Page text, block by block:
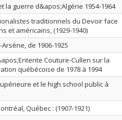
la guerre d&apos;Algérie 1954-1964
traditionnels du Devoir face
et américains, (1929-1940)
de 1906-1925
Couture-Cullen sur la
québécoise de 1978 à 1994
et le high school public à
Québec : (1907-1921)